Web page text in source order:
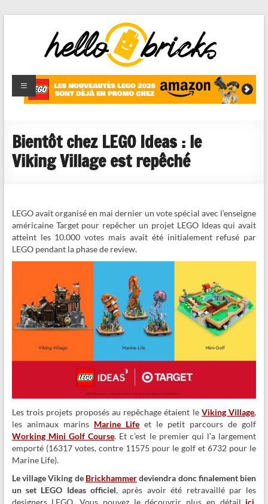
HelloBricks
Blog LEGO,
nouveaut�s
reviews
Bientôt chez LEGO Ideas : le
Viking Village est repêché
LEGO avait organisé en mai dernier un vote spécial avec l’enseigne
américaine Target pour repêcher un projet LEGO Ideas qui avait
atteint les 10.000 votes mais avait été initialement refusé par
LEGO pendant la phase de review.
Les trois projets proposés au repêchage étaient le Viking Village,
les animaux marins Marine Lifeet le petit parcours de golf
Working Mini Golf Course. Et c’est le premier qui l’a largement
emporté (16317 votes, contre 11575 pour le golf et 6732 pour le
Marine Life).
Le village Viking de Brickhammerdeviendra donc finalement bien
un set LEGO Ideas officiel, après avoir été retravaillé par les
designers LEGO. Vous pouvez le découvrir plus en détail ici,